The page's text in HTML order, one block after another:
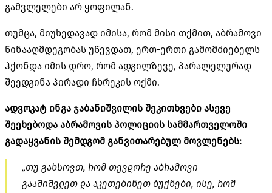
გამვლელები არ ყოფილან.
თუმცა, მიუხედავად იმისა, რომ მისი თქმით, აბრამოვი
წინააღმდეგობას უწევდათ, ერთ-ერთი გამომძიებელს
ჰქონდა იმის დრო, რომ ადგილზევე, პარალელურად
შეედგინა პირადი ჩხრეკის ოქმი.
ადვოკატ ინგა ჯაბანიშვილის შეკითხვები ასევე
შეეხებოდა აბრამოვის პოლიციის სამმართველოში
გადაყვანის შემდგომ განვითარებულ მოვლენებს:
„თუ გახსოვთ, რომ თევდორე აბრამოვი
გააშიშვლეთ და აკეთებინეთ ბუქნები, ისე, რომ